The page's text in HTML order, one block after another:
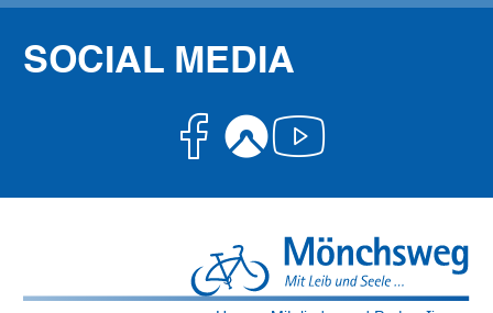
SOCIAL MEDIA
Facebook
Komoot
Youtube